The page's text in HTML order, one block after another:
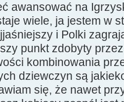
awansować na
wiele, ja jestem w
i Polki
punkt zdobyty
kombinowania
dziewczyn są
się, że nawet